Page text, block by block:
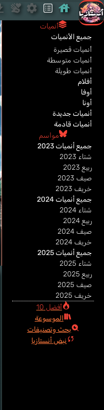
أنميات
جميع الأنميات
أنميات قصيرة
أنميات متوسطة
أنميات طويلة
أفلام
أوفا
أونا
أنميات جديدة
أنميات قادمة
مواسم
جميع أنميات 2023
شتاء 2023
ربيع 2023
صيف 2023
خريف 2023
جميع أنميات 2024
شتاء 2024
ربيع 2024
صيف 2024
خريف 2024
جميع أنميات 2025
شتاء 2025
ربيع 2025
صيف 2025
خريف 2025
أفضل 10
الموسوعة
بحث وتصنيفات
نبض أنستازيا